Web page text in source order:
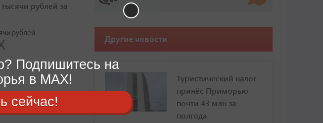
рублей за
рублей
из-за опасных
Другие новости
Туристический налог
принёс Приморью
почти 43 млн за
полгода
Подпишитесь на
в MAX!
сейчас!